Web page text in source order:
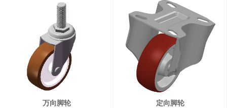
万向脚轮 定向脚轮